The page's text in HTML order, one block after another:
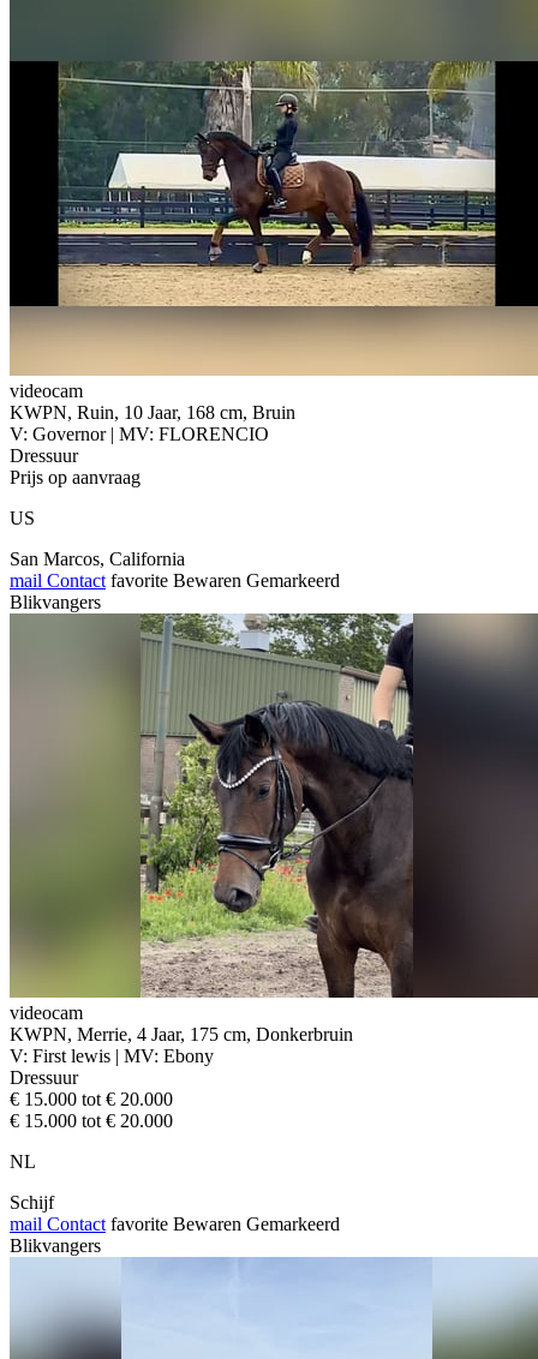
videocam
KWPN, Ruin, 10 Jaar, 168 cm, Bruin
V: Governor | MV: FLORENCIO
Dressuur
Prijs op aanvraag
US
San Marcos, California
mail Contact favorite Bewaren Gemarkeerd
Blikvangers
videocam
KWPN, Merrie, 4 Jaar, 175 cm, Donkerbruin
V: First lewis | MV: Ebony
Dressuur
€ 15.000 tot € 20.000
€ 15.000 tot € 20.000
NL
Schijf
mail Contact favorite Bewaren Gemarkeerd
Blikvangers